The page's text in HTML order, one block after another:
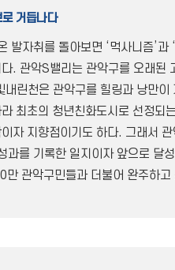
거듭나다
발자취를 돌아보면 ‘먹사니즘’과
. 관악S밸리는 관악구를 오래된
내린천은 관악구를 힐링과 낭만
최초의 청년친화도시로 선정되
자 지향점이기도 하다. 그래서
과를 기록한 일지이자 앞으로 달
관악구민들과 더불어 완주하고